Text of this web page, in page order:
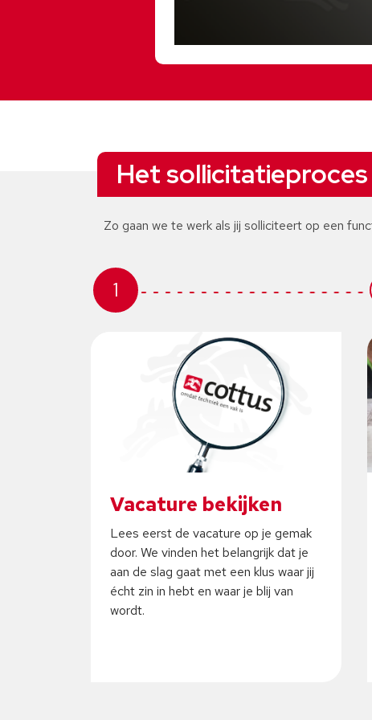
Het sollicitatieproces
Zo gaan we te werk als jij solliciteert op een
1
Vacature bekijken
Lees eerst de vacature op je gemak
door. We vinden het belangrijk dat je
aan de slag gaat met een klus waar jij
écht zin in hebt en waar je blij van
wordt.